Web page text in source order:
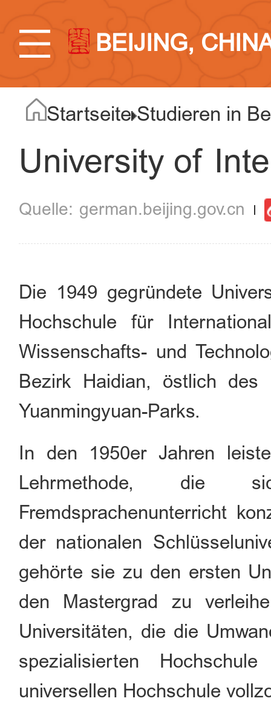
BEIJING,
Startseite Studieren in
University of
german.beijing.gov.cn
Die 1949 gegründete
Hochschule für
Wissenschafts- und
Bezirk Haidian, östlich des
Yuanmingyuan-Parks.
In den 1950er Jahren
Lehrmethode, die
Fremdsprachenunterricht
der nationalen
gehörte sie zu den ersten
den Mastergrad zu
Universitäten, die die
spezialisierten
universellen Hochschule